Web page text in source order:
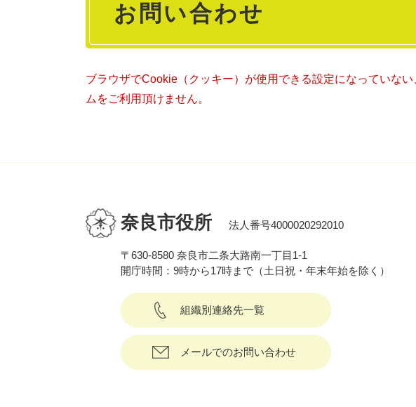
お問い合わせ
ブラウザでCookie（クッキー）が使用できる設定になっていな
ムをご利用頂けません。
奈良市役所 法人番号4000020292010
〒630-8580 奈良市二条大路南一丁目1-1
開庁時間：9時から17時まで（土日祝・年末年始を除く）
組織別連絡先一覧
メールでのお問い合わせ